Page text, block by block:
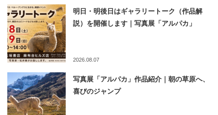
明日・明後日はギャラリートーク（作品解
説）を開催します｜写真展「アルパカ」
2026.08.07
写真展「アルパカ」作品紹介｜朝の草原へ、
喜びのジャンプ